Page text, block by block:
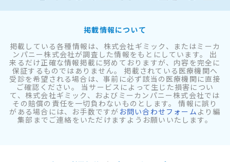
掲載情報について
掲載している各種情報は、株式会社ギミック、またはミーカ
ンパニー株式会社が調査した情報をもとにしています。 出
来るだけ正確な情報掲載に努めておりますが、内容を完全に
保証するものではありません。 掲載されている医療機関へ
受診を希望される場合は、事前に必ず該当の医療機関に直接
ご確認ください。 当サービスによって生じた損害につい
て、株式会社ギミック、およびミーカンパニー株式会社では
その賠償の責任を一切負わないものとします。 情報に誤り
がある場合には、お手数ですが お問い合わせフォーム より編
集部までご連絡をいただけますようお願いいたします。